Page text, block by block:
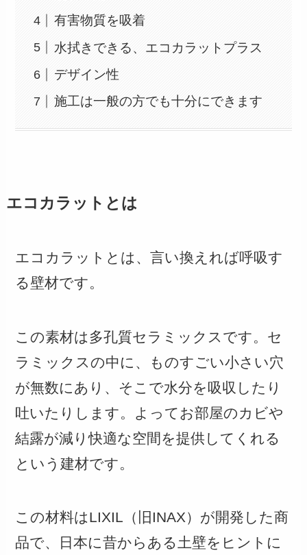
有害物質を吸着
水拭きできる、エコカラットプラス
デザイン性
施工は一般の方でも十分にできます
エコカラットとは
エコカラットとは、言い換えれば呼吸す
る壁材です。
この素材は多孔質セラミックスです。セ
ラミックスの中に、ものすごい小さい穴
が無数にあり、そこで水分を吸収したり
吐いたりします。よってお部屋のカビや
結露が減り快適な空間を提供してくれる
という建材です。
この材料はLIXIL（旧INAX）が開発した商
品で、日本に昔からある土壁をヒントに